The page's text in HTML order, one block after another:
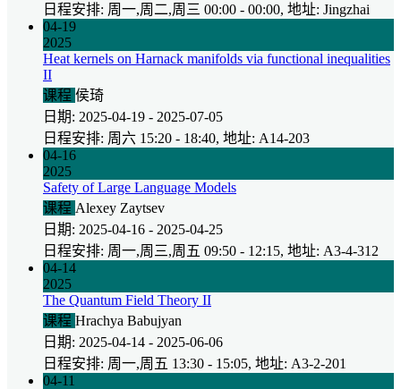
日程安排: 周一,周二,周三 00:00 - 00:00, 地址: Jingzhai
04-19
2025
Heat kernels on Harnack manifolds via functional inequalities
II
课程 侯琦
日期: 2025-04-19 - 2025-07-05
日程安排: 周六 15:20 - 18:40, 地址: A14-203
04-16
2025
Safety of Large Language Models
课程 Alexey Zaytsev
日期: 2025-04-16 - 2025-04-25
日程安排: 周一,周三,周五 09:50 - 12:15, 地址: A3-4-312
04-14
2025
The Quantum Field Theory II
课程 Hrachya Babujyan
日期: 2025-04-14 - 2025-06-06
日程安排: 周一,周五 13:30 - 15:05, 地址: A3-2-201
04-11